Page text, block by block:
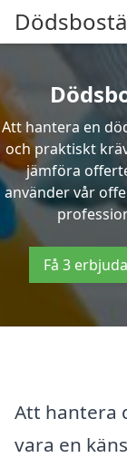
Att hantera en
och praktiskt
jämföra
använder vår
Få 3
Att hantera
vara en